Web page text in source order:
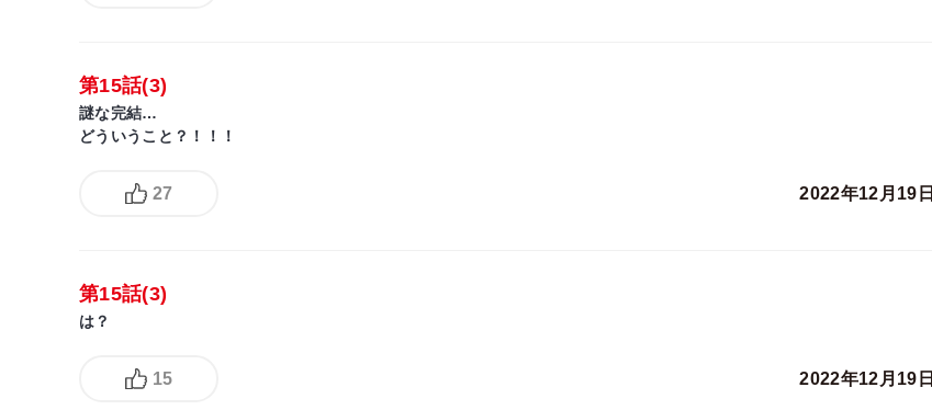
第15話(3)
謎な完結…
どういうこと？！！！
27 2022年12月19日
第15話(3)
は？
15 2022年12月19日